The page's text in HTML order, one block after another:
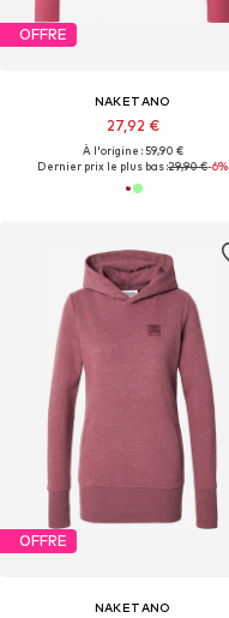
OFFRE
NAKETANO
27,92 €
À l'origine : 59,90 €
Dernier prix le plus bas :29,90 €-6%
OFFRE
NAKETANO